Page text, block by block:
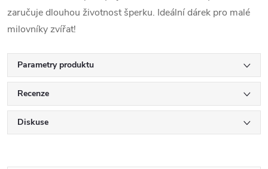
zaručuje dlouhou životnost šperku. Ideální dárek pro malé
milovníky zvířat!
Parametry produktu
Recenze
Diskuse